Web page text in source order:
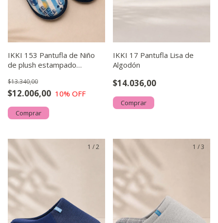
IKKI 153 Pantufla de Niño
de plush estampado
$12.006,00
$13.340,00
10% OFF
Comprar
IKKI 17 Pantufla Lisa de
Algodón
$14.036,00
Comprar
1 /2 1 /3